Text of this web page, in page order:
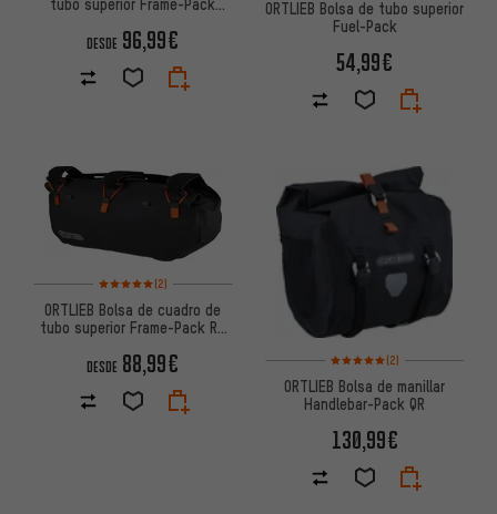
DESDE 96,99€
ORTLIEB Bolsa de tubo superior
Fuel-Pack
54,99€
Valoración media: 5 de 5 basada en 2 reseñas
(2)
ORTLIEB Bolsa de cuadro de
tubo superior Frame-Pack RC
DESDE 88,99€ Valoración media: 5 de 5
(2)
ORTLIEB Bolsa de manillar
Handlebar-Pack QR
130,99€